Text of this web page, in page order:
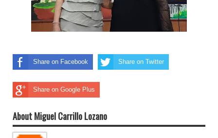
Share on Facebook Share on Twitter
Share on Google Plus
About Miguel Carrillo Lozano